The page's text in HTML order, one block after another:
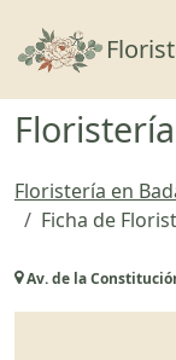
Floristería en
Ficha de
Av. de la